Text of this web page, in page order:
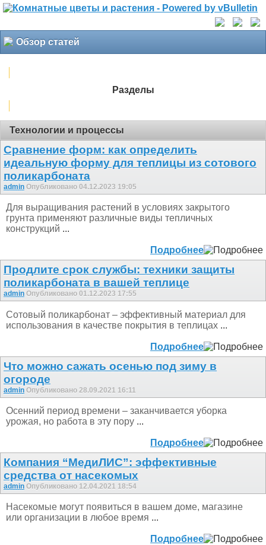
Обзор статей
Разделы
Технологии и процессы
Сравнение форм: как определить
идеальную форму для теплицы из сотового
поликарбоната
admin Опубликовано 04.12.2023 19:05
Для выращивания растений в условиях закрытого
грунта применяют различные виды тепличных
конструкций ...
Подробнее
Продлите срок службы: техники защиты
поликарбоната в вашей теплице
admin Опубликовано 01.12.2023 17:55
Сотовый поликарбонат – эффективный материал для
использования в качестве покрытия в теплицах ...
Подробнее
Что можно сажать осенью под зиму в
огороде
admin Опубликовано 28.09.2021 16:11
Осенний период времени – заканчивается уборка
урожая, но работа в эту пору ...
Подробнее
Компания “МедиЛИС”: эффективные
средства от насекомых
admin Опубликовано 12.04.2021 18:54
Насекомые могут появиться в вашем доме, магазине
или организации в любое время ...
Подробнее